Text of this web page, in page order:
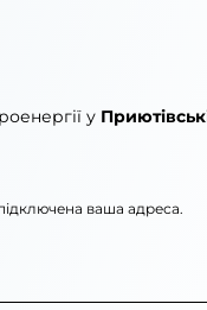
у
ваша адреса.